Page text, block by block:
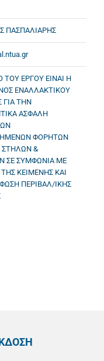
ΠΑΣΠΑΛΙΑΡΗΣ
ΤΟΥ ΕΡΓΟΥ ΕΙΝΑΙ Η
ΕΝΑΛΛΑΚΤΙΚΟΥ
ΤΗΝ
ΑΣΦΑΛΗ
ΦΟΡΗΤΩΝ
ΣΤΗΛΩΝ &
ΣΕ ΣΥΜΦΩΝΙΑ ΜΕ
ΤΗΣ ΚΕΙΜΕΝΗΣ ΚΑΙ
ΠΕΡΙΒΑΛ/ΙΚΗΣ